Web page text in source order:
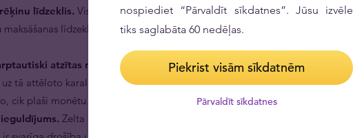
līdzeklis. Visi zelta suverēni, kas izkalti pēc 1837. gada, tiek
līdzekli, un Apvienotajā Karalistē tos neapliek ar kapitāla
atzītas monētas.
Zelta suverēns ar tā 500 gadu garo
tā attēloto karali Džordžu V, kurš bija cilvēces vēsturē lielākās impērijas
cik plaši monētu iespējams apmainīt visā pasaulē.
Zelta suverēni ir lieliska izvēle jebkuram ilgtermiņa
nospiediet “Pārvaldīt sīkdatnes”. Jūsu izvēle
tiks saglabāta 60 nedēļas.
Piekrist visām sīkdatnēm
Pārvaldīt sīkdatnes